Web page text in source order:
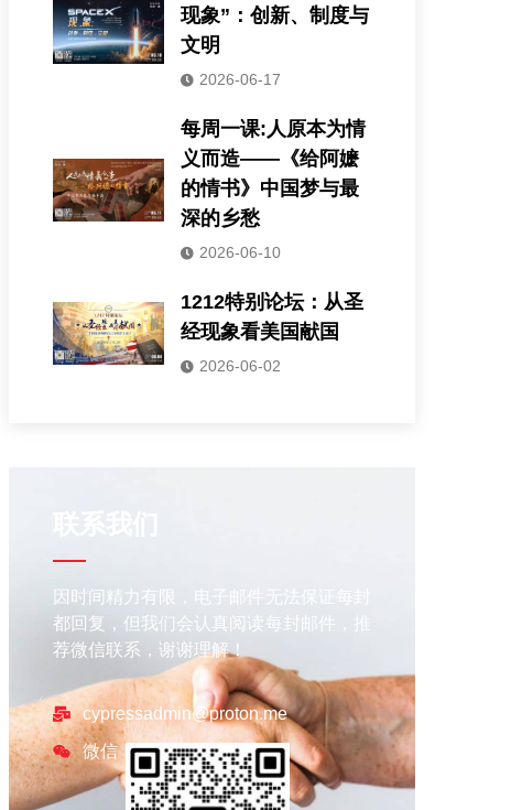
现象”：创新、制度与
文明
2026-06-17
每周一课:人原本为情
义而造——《给阿嬷
的情书》中国梦与最
深的乡愁
2026-06-10
1212特别论坛：从圣
经现象看美国献国
2026-06-02
因时间精力有限，电子邮件无法保证每封
都回复，但我们会认真阅读每封邮件，推
荐微信联系，谢谢理解！
cypressadmin@proton.me
微信